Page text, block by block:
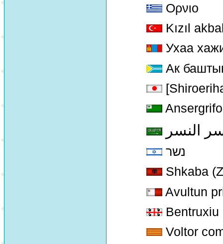
Ορνιο
Kızıl
Ухаа
Ак
النسر
נשר
Shkaba
Avultun
Bentruxiu
Voltor